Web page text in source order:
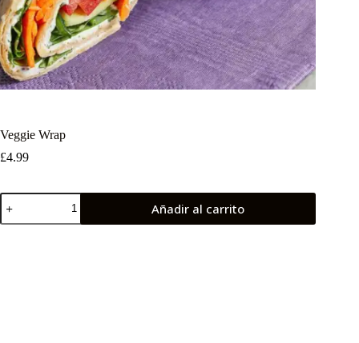
Veggie Wrap
£4.99
Veggie
Wrap
cantidad
Añadir al carrito